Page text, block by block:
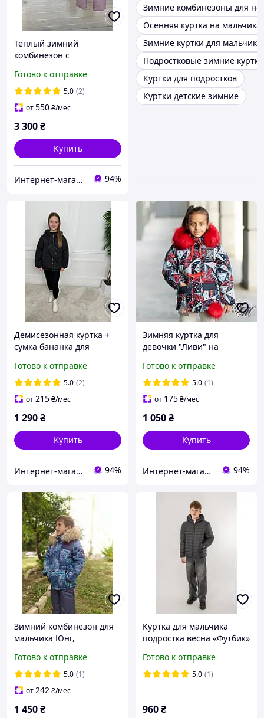
Теплый зимний
комбинезон с
девочку пудровый 86
Готово к отправке
5.0 (2)
от550₴/мес
3 300₴
Купить
Интернет-магазин "GLADYS" 94%
Зимние комбинезоны для
Осенняя куртка на мальчика
Зимние куртки для
Подростковые зимние
Куртки для подростков
Куртки детские зимние
Демисезонная куртка +
сумка бананка для
Готово к отправке
5.0 (2)
от215₴/мес
1 290₴
Купить
Интернет-магазин "GLADYS" 94%
Зимняя куртка для
девочки "Ливи" на
маска в подарок, 92
Готово к отправке
5.0 (1)
от 175₴/мес
1 050₴
Купить
Интернет-магазин "GLADYS" 94%
Зимний комбинезон для
мальчика Юнг,
синий с серым 92
Готово к отправке
5.0 (1)
от242₴/мес
1 450₴
Куртка для мальчика
подростка весна «Футбик»
Готово к отправке
5.0 (1)
960₴